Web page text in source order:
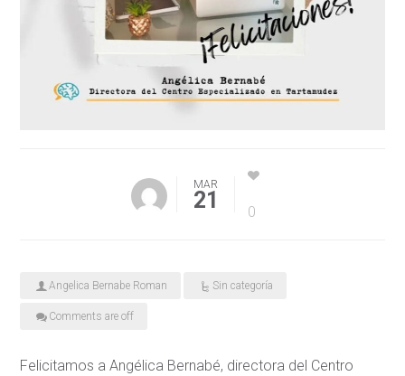
MAR
21 0
Angelica Bernabe Roman Sin categoría
Comments are off
Felicitamos a Angélica Bernabé, directora del Centro